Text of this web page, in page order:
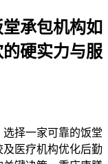
承包机构如
硬实力与服
择一家可靠的饭堂
医疗机构优化后勤